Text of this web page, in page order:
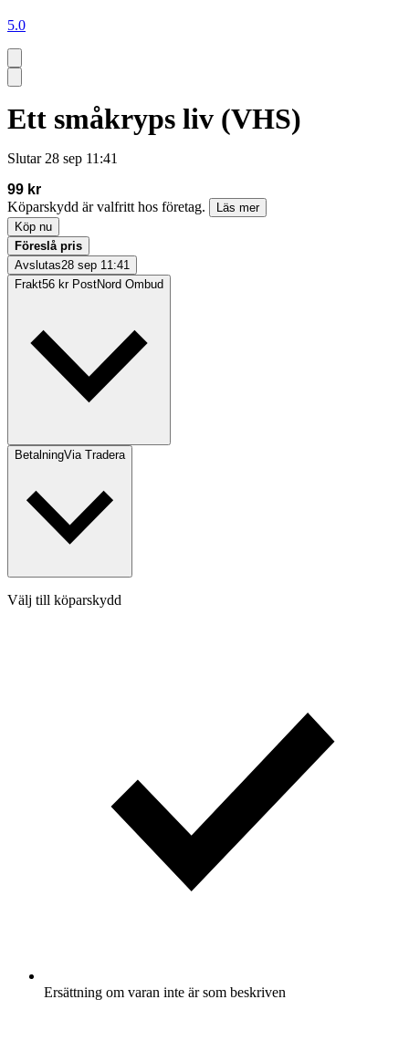
5.0
Ett småkryps liv (VHS)
Slutar 28 sep 11:41
99 kr
Köparskydd är valfritt hos företag.
Läs mer
Köp nu
Föreslå pris
Avslutas28 sep 11:41
Frakt56 kr PostNord Ombud
BetalningVia Tradera
Välj till köparskydd
Ersättning om varan inte är som beskriven